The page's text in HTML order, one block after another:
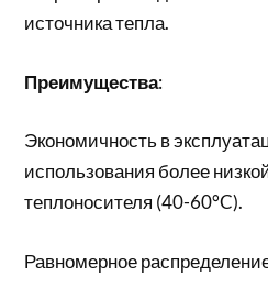
источника тепла.
Преимущества:
Экономичность в
использования более
теплоносителя (40-60°C).
Равномерное